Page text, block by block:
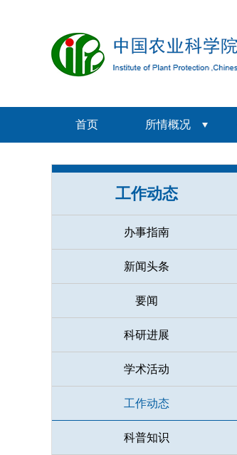
首页 所情概况
工作动态
办事指南
新闻头条
要闻
科研进展
学术活动
工作动态
科普知识